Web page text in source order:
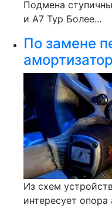
Подмена
и А7 Тур Более...
По замене
Из схем
интересует опора